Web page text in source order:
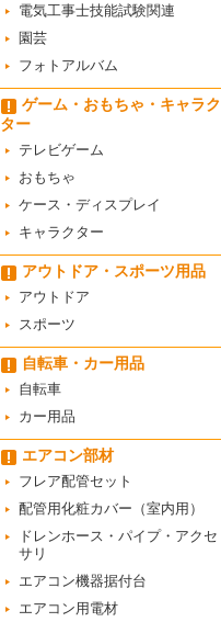
電気工事士技能試験関連
園芸
フォトアルバム
ゲーム・おもちゃ・キャラク
ター
テレビゲーム
おもちゃ
ケース・ディスプレイ
キャラクター
アウトドア・スポーツ用品
アウトドア
スポーツ
自転車・カー用品
自転車
カー用品
エアコン部材
フレア配管セット
配管用化粧カバー（室内用）
ドレンホース・パイプ・アクセ
サリ
エアコン機器据付台
エアコン用電材